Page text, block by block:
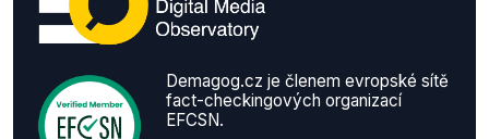
Demagog.cz je členem evropské sítě
fact-checkingových organizací
EFCSN.